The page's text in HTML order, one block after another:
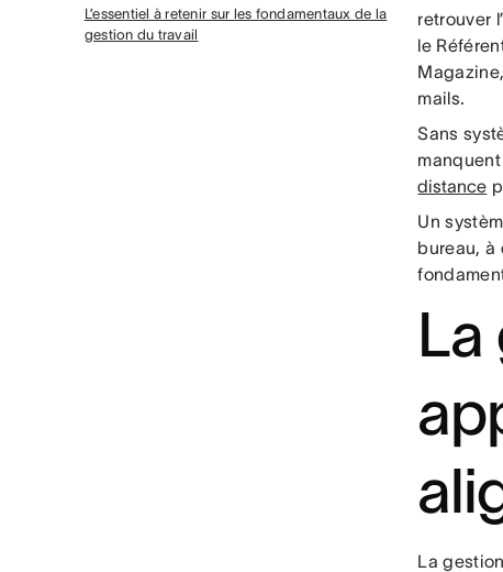
L’essentiel à retenir sur les fondamentaux de la
gestion du travail
retrouver
le
mails.
Sans
distance
Un
bureau, à
La
La